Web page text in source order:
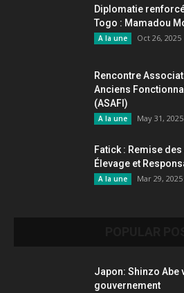
Diplomatie
Togo : Mamadou
A la une Oct 26, 2025
Rencontre
Anciens
(ASAFI)
A la une May 31, 2025
Fatick : Remise
Élevage et
A la une Mar 29, 2025
Japon: Shinzo Abe
gouvernement